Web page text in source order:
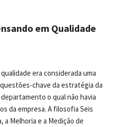
em Qualidade
qualidade era considerada uma
chave da estratégia da
o qual não havia
da empresa. A filosofia Seis
a Melhoria e a Medição de